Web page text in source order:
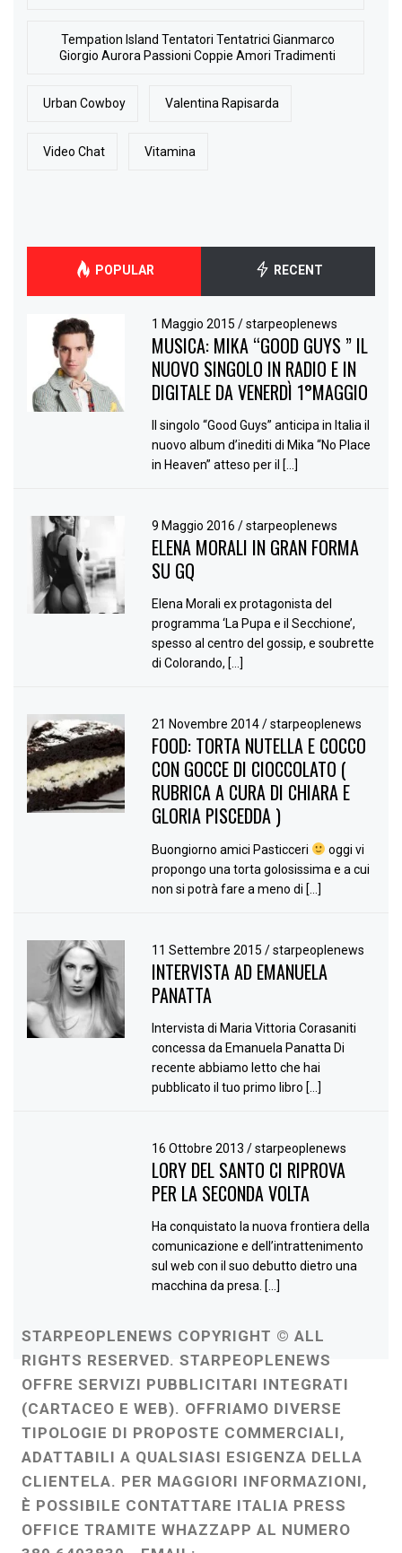
Tempation Island Tentatori Tentatrici Gianmarco
Giorgio Aurora Passioni Coppie Amori Tradimenti
Urban Cowboy Valentina Rapisarda
Video Chat Vitamina
POPULAR RECENT
1 Maggio 2015/ starpeoplenews
MUSICA: MIKA “GOOD GUYS ” IL
NUOVO SINGOLO IN RADIO E IN
DIGITALE DA VENERDÌ 1°MAGGIO
Il singolo “Good Guys” anticipa in Italia il
nuovo album d’inediti di Mika “No Place
in Heaven” atteso per il […]
9 Maggio 2016/ starpeoplenews
ELENA MORALI IN GRAN FORMA
SU GQ
Elena Morali ex protagonista del
programma ‘La Pupa e il Secchione’,
spesso al centro del gossip, e soubrette
di Colorando, […]
21 Novembre 2014/ starpeoplenews
FOOD: TORTA NUTELLA E COCCO
CON GOCCE DI CIOCCOLATO (
RUBRICA A CURA DI CHIARA E
GLORIA PISCEDDA )
Buongiorno amici Pasticceri
oggi vi
propongo una torta golosissima e a cui
non si potrà fare a meno di […]
11 Settembre 2015/ starpeoplenews
INTERVISTA AD EMANUELA
PANATTA
Intervista di Maria Vittoria Corasaniti
concessa da Emanuela Panatta Di
recente abbiamo letto che hai
pubblicato il tuo primo libro […]
16 Ottobre 2013/ starpeoplenews
LORY DEL SANTO CI RIPROVA
PER LA SECONDA VOLTA
Ha conquistato la nuova frontiera della
comunicazione e dell’intrattenimento
sul web con il suo debutto dietro una
macchina da presa. […]
STARPEOPLENEWS COPYRIGHT © ALL
RIGHTS RESERVED. STARPEOPLENEWS
OFFRE SERVIZI PUBBLICITARI INTEGRATI
(CARTACEO E WEB). OFFRIAMO DIVERSE
TIPOLOGIE DI PROPOSTE COMMERCIALI,
ADATTABILI A QUALSIASI ESIGENZA DELLA
CLIENTELA. PER MAGGIORI INFORMAZIONI,
È POSSIBILE CONTATTARE ITALIA PRESS
OFFICE TRAMITE WHAZZAPP AL NUMERO